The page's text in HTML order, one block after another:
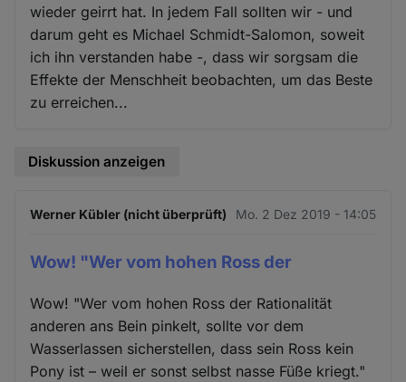
wieder geirrt hat. In jedem Fall sollten wir - und
darum geht es Michael Schmidt-Salomon, soweit
ich ihn verstanden habe -, dass wir sorgsam die
Effekte der Menschheit beobachten, um das Beste
zu erreichen...
Diskussion anzeigen
Werner Kübler (nicht überprüft) Mo. 2 Dez 2019 - 14:05
Wow! "Wer vom hohen Ross der
Wow! "Wer vom hohen Ross der Rationalität
anderen ans Bein pinkelt, sollte vor dem
Wasserlassen sicherstellen, dass sein Ross kein
Pony ist – weil er sonst selbst nasse Füße kriegt."